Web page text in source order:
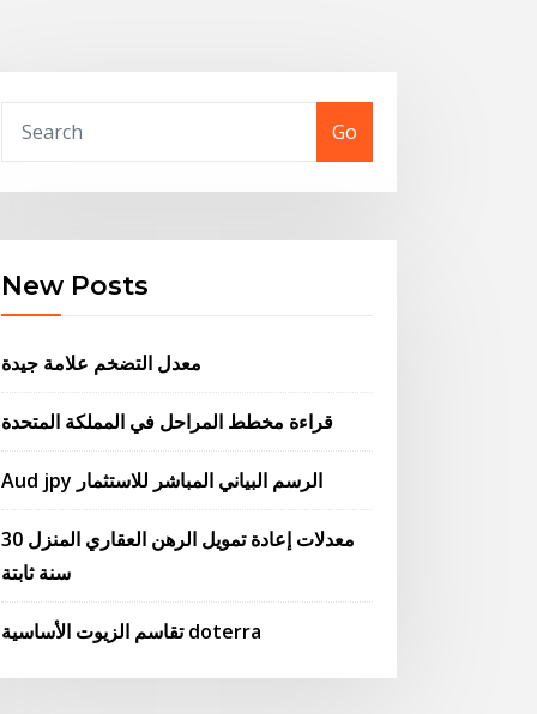
Go
New Posts
معدل التضخم علامة جيدة
قراءة مخطط المراحل في المملكة المتحدة
Aud jpy الرسم البياني المباشر للاستثمار
معدلات إعادة تمويل الرهن العقاري المنزل 30
سنة ثابتة
تقاسم الزيوت الأساسية doterra